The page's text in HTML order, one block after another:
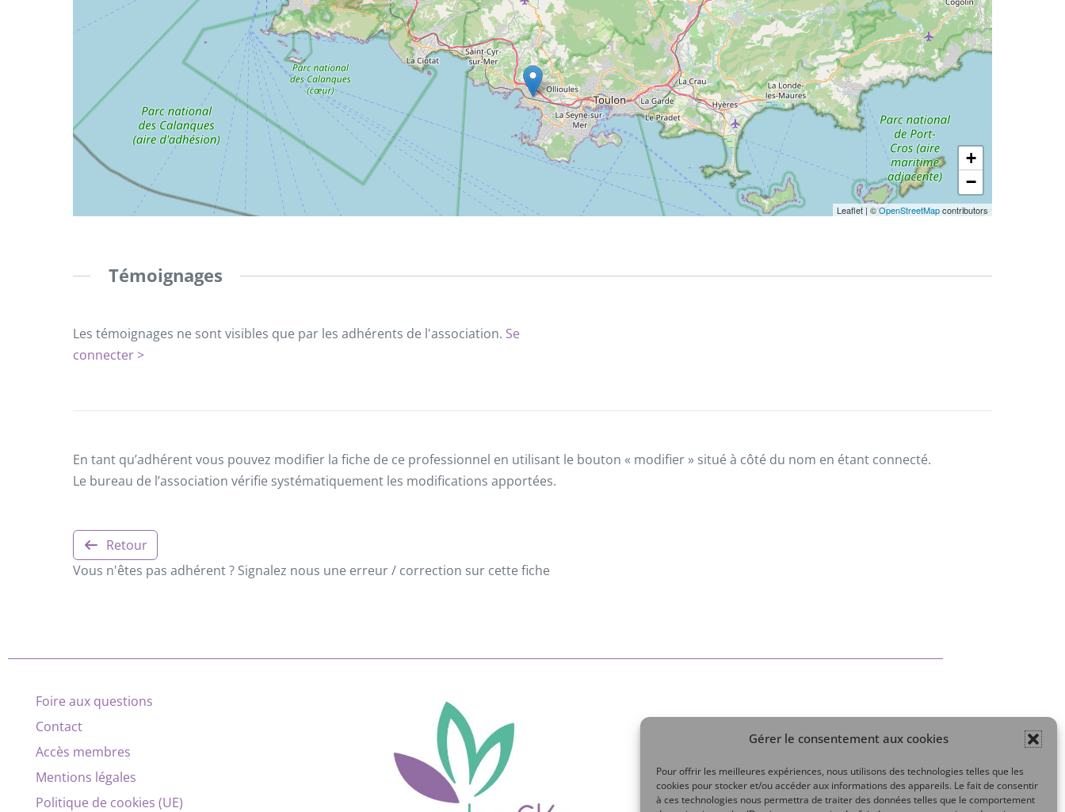
Gérer le consentement aux cookies
Pour offrir les meilleures expériences, nous utilisons des technologies telles que les
cookies pour stocker et/ou accéder aux informations des appareils. Le fait de consentir
à ces technologies nous permettra de traiter des données telles que le comportement
+
−
Leaflet | ©OpenStreetMapcontributors
Témoignages
Les témoignages ne sont visibles que par les adhérents de l'association. Se
connecter >
En tant qu’adhérent vous pouvez modifier la fiche de ce professionnel en utilisant le bouton « modifier » situé à côté du nom en étant connecté.
Le bureau de l’association vérifie systématiquement les modifications apportées.
Retour
Vous n'êtes pas adhérent ? Signalez nous une erreur / correction sur cette fiche
Foire aux questions
Contact
Accès membres
Mentions légales
Politique de cookies (UE)
Mon compte